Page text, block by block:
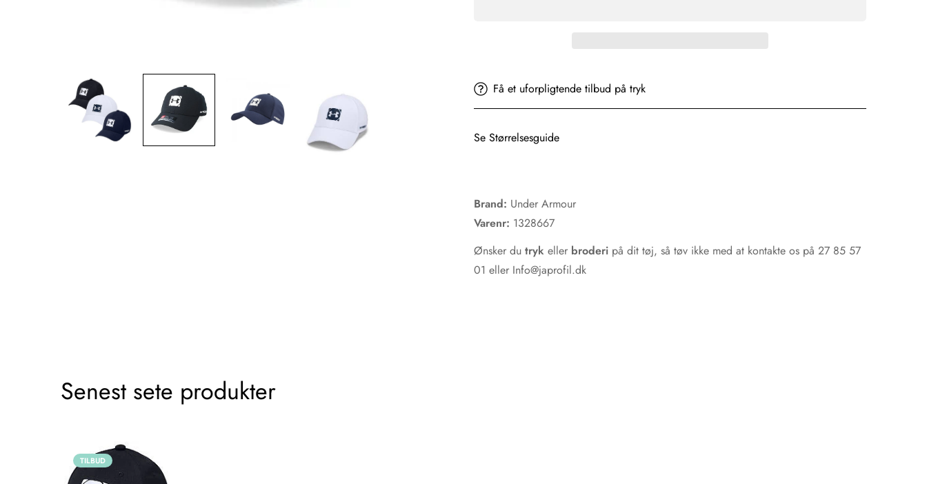
Få et uforpligtende tilbud på tryk
Se Størrelsesguide
Brand: Under Armour
Varenr: 1328667
Ønsker du tryk eller broderi på dit tøj, så tøv ikke med at kontakte os på 27 85 57
01 eller Info@japrofil.dk
Senest sete produkter
TILBUD